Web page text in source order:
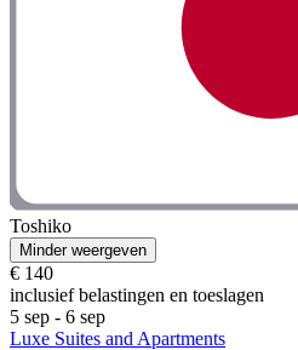
Toshiko
Minder weergeven
€ 140
inclusief belastingen en toeslagen
5 sep - 6 sep
Luxe Suites and Apartments